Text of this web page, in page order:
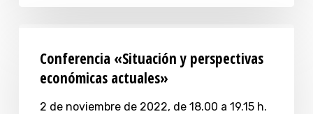
Conferencia «Situación y perspectivas
económicas actuales»
2 de noviembre de 2022, de 18.00 a 19.15 h.